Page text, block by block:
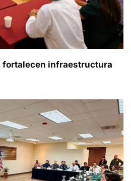
fortalecen infraestructura